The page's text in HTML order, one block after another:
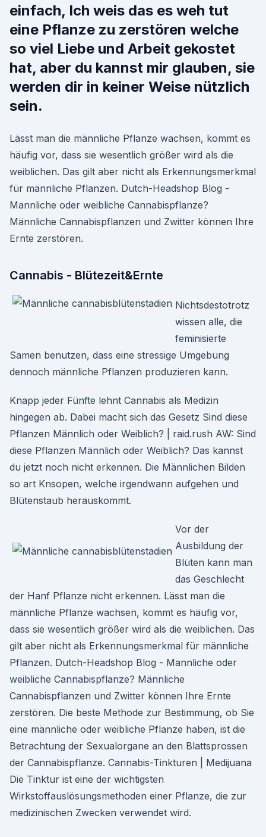
einfach, Ich weis das es weh tut
eine Pflanze zu zerstören welche
so viel Liebe und Arbeit gekostet
hat, aber du kannst mir glauben, sie
werden dir in keiner Weise nützlich
sein.
Lässt man die männliche Pflanze wachsen, kommt es
häufig vor, dass sie wesentlich größer wird als die
weiblichen. Das gilt aber nicht als Erkennungsmerkmal
für männliche Pflanzen. Dutch-Headshop Blog -
Mannliche oder weibliche Cannabispflanze?
Männliche Cannabispflanzen und Zwitter können Ihre
Ernte zerstören.
Cannabis - Blütezeit&Ernte
Nichtsdestotrotz
wissen alle, die
feminisierte
Samen benutzen, dass eine stressige Umgebung
dennoch männliche Pflanzen produzieren kann.
Knapp jeder Fünfte lehnt Cannabis als Medizin
hingegen ab. Dabei macht sich das Gesetz Sind diese
Pflanzen Männlich oder Weiblich? | raid.rush AW: Sind
diese Pflanzen Männlich oder Weiblich? Das kannst
du jetzt noch nicht erkennen. Die Männlichen Bilden
so art Knsopen, welche irgendwann aufgehen und
Blütenstaub herauskommt.
Vor der
Ausbildung der
Blüten kann man
das Geschlecht
der Hanf Pflanze nicht erkennen. Lässt man die
männliche Pflanze wachsen, kommt es häufig vor,
dass sie wesentlich größer wird als die weiblichen. Das
gilt aber nicht als Erkennungsmerkmal für männliche
Pflanzen. Dutch-Headshop Blog - Mannliche oder
weibliche Cannabispflanze? Männliche
Cannabispflanzen und Zwitter können Ihre Ernte
zerstören. Die beste Methode zur Bestimmung, ob Sie
eine männliche oder weibliche Pflanze haben, ist die
Betrachtung der Sexualorgane an den Blattsprossen
der Cannabispflanze. Cannabis-Tinkturen | Medijuana
Die Tinktur ist eine der wichtigsten
Wirkstoffauslösungsmethoden einer Pflanze, die zur
medizinischen Zwecken verwendet wird.